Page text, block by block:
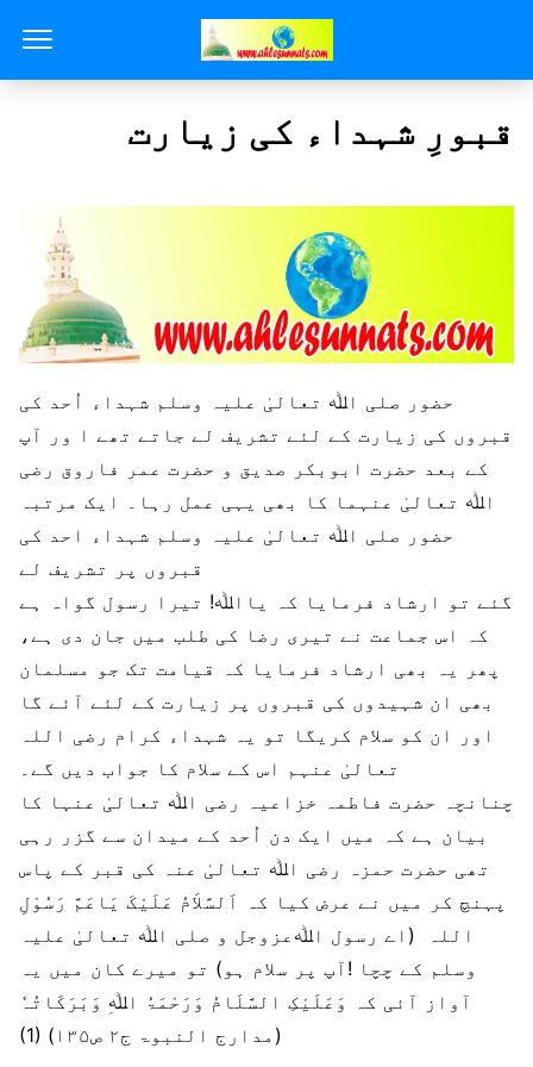
قبورِ شہداء کی زیارت
حضور صلی اﷲ تعالیٰ علیہ وسلم شہداء اُحد کی
قبروں کی زیارت کے لئے تشریف لے جاتے تھے ا ور آپ
کے بعد حضرت ابوبکر صدیق و حضرت عمر فاروق رضی
اﷲ تعالیٰ عنہما کا بھی یہی عمل رہا۔ ایک مرتبہ
حضور صلی اﷲ تعالیٰ علیہ وسلم شہداء احد کی
قبروں پر تشریف لے
گئے تو ارشاد فرمایا کہ یااﷲ! تیرا رسول گواہ ہے
کہ اس جماعت نے تیری رضا کی طلب میں جان دی ہے،
پھر یہ بھی ارشاد فرمایا کہ قیامت تک جو مسلمان
بھی ان شہیدوں کی قبروں پر زیارت کے لئے آئے گا
اور ان کو سلام کریگا تو یہ شہداء کرام رضی اللہ
تعالیٰ عنہم اس کے سلام کا جواب دیں گے۔
چنانچہ حضرت فاطمہ خزاعیہ رضی اﷲ تعالیٰ عنہا کا
بیان ہے کہ میں ایک دن اُحد کے میدان سے گزر رہی
تھی حضرت حمزہ رضی اﷲ تعالیٰ عنہ کی قبر کے پاس
پہنچ کر میں نے عرض کیا کہ اَلسَّلاَمُ عَلَیْکَ یَاعَمَّ رَسُوْلِ
اللہ (اے رسول اﷲعزوجل و صلی اﷲ تعالیٰ علیہ
وسلم کے چچا !آپ پر سلام ہو) تو میرے کان میں یہ
آواز آئی کہ وَعَلَیْکِ السَّلَامُ وَرَحْمَۃُ اﷲِ وَبَرَکَاتُہٗ
(1) (مدارج النبوۃ ج۲ ص۱۳۵)